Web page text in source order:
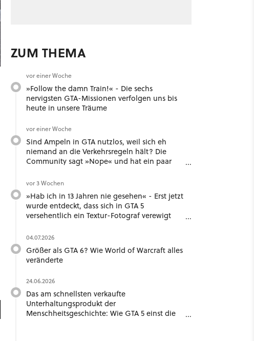
ZUM THEMA
vor einer Woche
»Follow the damn Train!« - Die sechs
nervigsten GTA-Missionen verfolgen uns bis
heute in unsere Träume
vor einer Woche
Sind Ampeln in GTA nutzlos, weil sich eh
niemand an die Verkehrsregeln hält? Die
Community sagt »Nope« und hat ein paar
vor 3 Wochen
»Hab ich in 13 Jahren nie gesehen« - Erst jetzt
wurde entdeckt, dass sich in GTA 5
versehentlich ein Textur-Fotograf verewigt
04.07.2026
Größer als GTA 6? Wie World of Warcraft alles
veränderte
24.06.2026
Das am schnellsten verkaufte
Unterhaltungsprodukt der
Menschheitsgeschichte: Wie GTA 5 einst die